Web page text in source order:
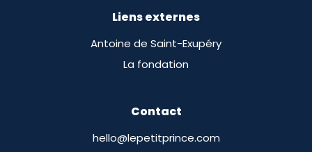
Liens externes
Antoine de Saint-Exupéry
La fondation
Contact
hello@lepetitprince.com